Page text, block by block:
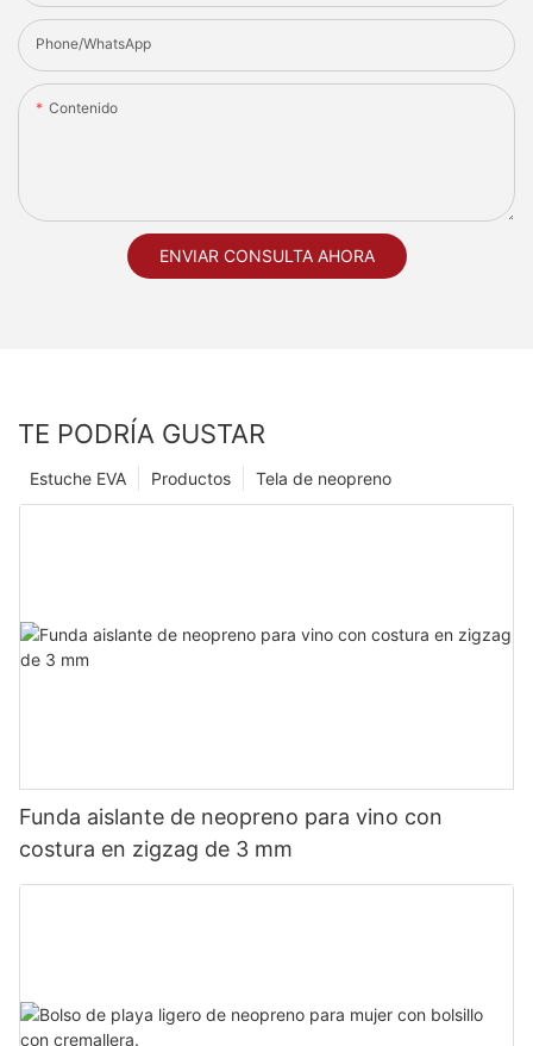
Phone/whatsApp
Contenido
ENVIAR CONSULTA AHORA
TE PODRÍA GUSTAR
Tela de neopreno
Productos
Estuche EVA
Funda aislante de neopreno para vino con
costura en zigzag de 3 mm